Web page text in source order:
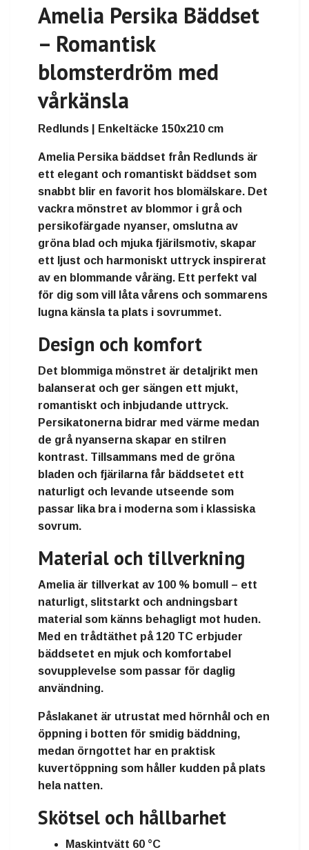
Amelia Persika Bäddset
– Romantisk
blomsterdröm med
vårkänsla
Redlunds | Enkeltäcke 150x210 cm
Amelia Persika bäddset från Redlunds är
ett elegant och romantiskt bäddset som
snabbt blir en favorit hos blomälskare. Det
vackra mönstret av blommor i grå och
persikofärgade nyanser, omslutna av
gröna blad och mjuka fjärilsmotiv, skapar
ett ljust och harmoniskt uttryck inspirerat
av en blommande våräng. Ett perfekt val
för dig som vill låta vårens och sommarens
lugna känsla ta plats i sovrummet.
Design och komfort
Det blommiga mönstret är detaljrikt men
balanserat och ger sängen ett mjukt,
romantiskt och inbjudande uttryck.
Persikatonerna bidrar med värme medan
de grå nyanserna skapar en stilren
kontrast. Tillsammans med de gröna
bladen och fjärilarna får bäddsetet ett
naturligt och levande utseende som
passar lika bra i moderna som i klassiska
sovrum.
Material och tillverkning
Amelia är tillverkat av 100 % bomull – ett
naturligt, slitstarkt och andningsbart
material som känns behagligt mot huden.
Med en trådtäthet på 120 TC erbjuder
bäddsetet en mjuk och komfortabel
sovupplevelse som passar för daglig
användning.
Påslakanet är utrustat med hörnhål och en
öppning i botten för smidig bäddning,
medan örngottet har en praktisk
kuvertöppning som håller kudden på plats
hela natten.
Skötsel och hållbarhet
Maskintvätt 60 °C